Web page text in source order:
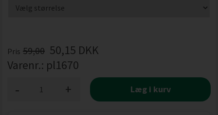
Pris 59,00 50,15 DKK
Varenr.: pl1670
+
- Læg i kurv